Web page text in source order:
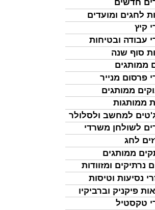
חדשים
לחגים ומועדים
קיץ
עבודה ובטיחות
סוף שנה
ממותגים
פרסום מנייר
ממותגים
ממותגות
למחשב ולסלולר
לשולחן משרדי
לחג
ממותגים
נרתיקים ומזוודות
נסיעות וטיסות
פיקניק וברביקיו
טקסטיל